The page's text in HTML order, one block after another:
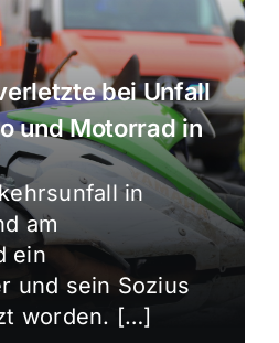
bei Unfall
und Motorrad in
in
am
ein
und sein Sozius
worden. […]